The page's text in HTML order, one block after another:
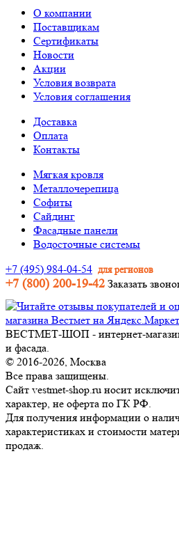
О компании
Поставщикам
Сертификаты
Новости
Акции
Условия возврата
Условия соглашения
Доставка
Оплата
Контакты
Мягкая кровля
Металлочерепица
Софиты
Сайдинг
Фасадные панели
Водосточные системы
+7 (495) 984-04-54 для регионов
+7 (800) 200-19-42 Заказать
ВЕСТМЕТ-ШОП - интернет-магазин
и фасада.
© 2016-2026, Москва
Все права защищены.
Сайт vestmet-shop.ru носит
характер, не оферта по ГК РФ.
Для получения информации о
характеристиках и стоимости
продаж.